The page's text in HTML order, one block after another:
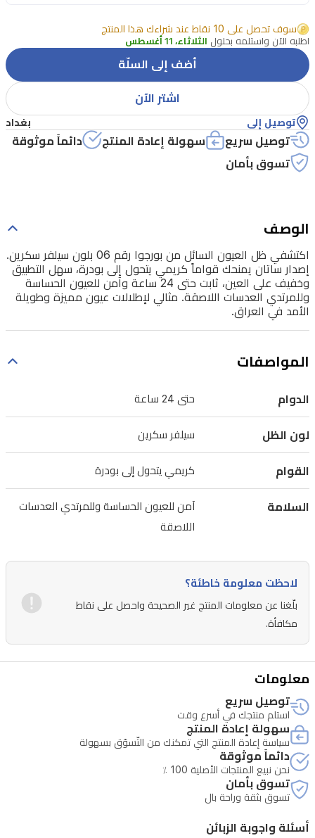
بلون
سيلفر
سكرين.
إصدار
ساتان
يمنحك
قواماً
كريمي
بودرة،
سهل
التطبيق
وخفيف
ثابت
24
ساعة
وآمن
الحساسة
وللمرتدي
مثالي
لإطلالات
عيون
مميزة
الأمد
في
العراق.
سوف تحصل على 10 نقاط عند شراءك هذا المنتج
اطلبه الآن واستلمه بحلول الثلاثاء، 11 أغسطس
أضف إلى السلّة
اشتر الآن
توصيل إلى بغداد
توصيل سريع سهولة إعادة المنتج
دائماً موثوقة
تسوق بأمان
الوصف
اكتشفي ظل العيون السائل من بورجوا رقم 06 بلون سيلفر سكرين.
إصدار ساتان يمنحك قواماً كريمي يتحول إلى بودرة، سهل التطبيق
وخفيف على العين، ثابت حتى 24 ساعة وآمن للعيون الحساسة
وللمرتدي العدسات اللاصقة. مثالي لإطلالات عيون مميزة وطويلة
الأمد في العراق.
المواصفات
الدوام حتى 24 ساعة
لون الظل سيلفر سكرين
القوام كريمي يتحول إلى بودرة
السلامة
آمن للعيون الحساسة وللمرتدي العدسات
اللاصقة
لاحظت معلومة خاطئة؟
بلّغنا عن معلومات المنتج غير الصحيحة واحصل على نقاط
مكافأة.
معلومات
توصيل سريع
استلم منتجك في أسرع وقت
سهولة إعادة المنتج
سياسة إعادة المنتج التي تمكنك من التّسوّق بسهولة
دائماً موثوقة
نحن نبيع المنتجات الأصلية 100 ٪
تسوق بأمان
تسوق بثقة وراحة بال
أسئلة واجوبة الزبائن